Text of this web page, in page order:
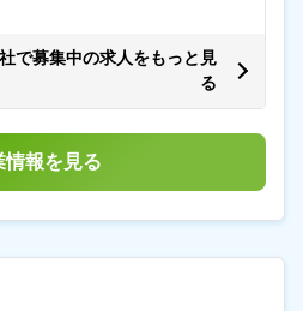
前後の人材が不足している。 ■キ
術営業部長を補佐し、5～10年後に
か確認 ⇒納品手配 ⇒現場作業あれば
の監督 ⇒納品完了 ⇒顧客への請求指
が偏って、中堅層が不足していま
の継承は工場サイドでは順調に行わ
営業サイドは今後、手がけて参りま
る方にベテランの経験を吸収して継
待します。 変更の範囲：会
選考を通じて上下する可能性があり
で募集中の求人をもっと見
る
情報を見る